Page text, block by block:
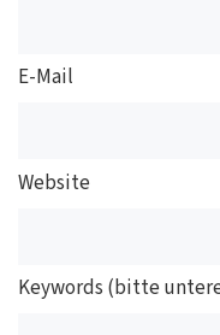
E-Mail
Website
Keywords (bitte